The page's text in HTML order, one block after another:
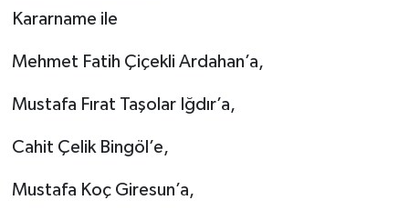
Kararname ile
Mehmet Fatih Çiçekli Ardahan’a,
Mustafa Fırat Taşolar Iğdır’a,
Cahit Çelik Bingöl’e,
Mustafa Koç Giresun’a,